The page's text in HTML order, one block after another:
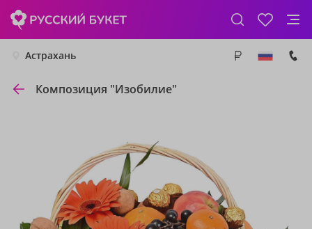
Астрахань
Композиция "Изобилие"